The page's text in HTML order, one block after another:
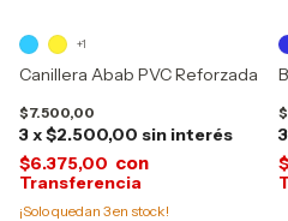
Canillera Abab PVC Reforzada
$7.500,00
3 x$2.500,00 sin interés
$6.375,00 con
¡Solo quedan 3en stock!
+1
3